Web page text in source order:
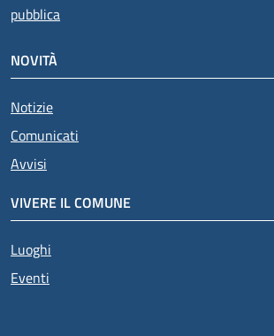
pubblica
NOVITÀ
Notizie
Comunicati
Avvisi
VIVERE IL COMUNE
Luoghi
Eventi